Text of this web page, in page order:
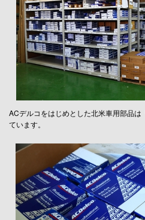
ACデルコをはじめとした北米車用部品は
ています。